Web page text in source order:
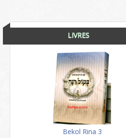
LIVRES
Bekol Rina 3